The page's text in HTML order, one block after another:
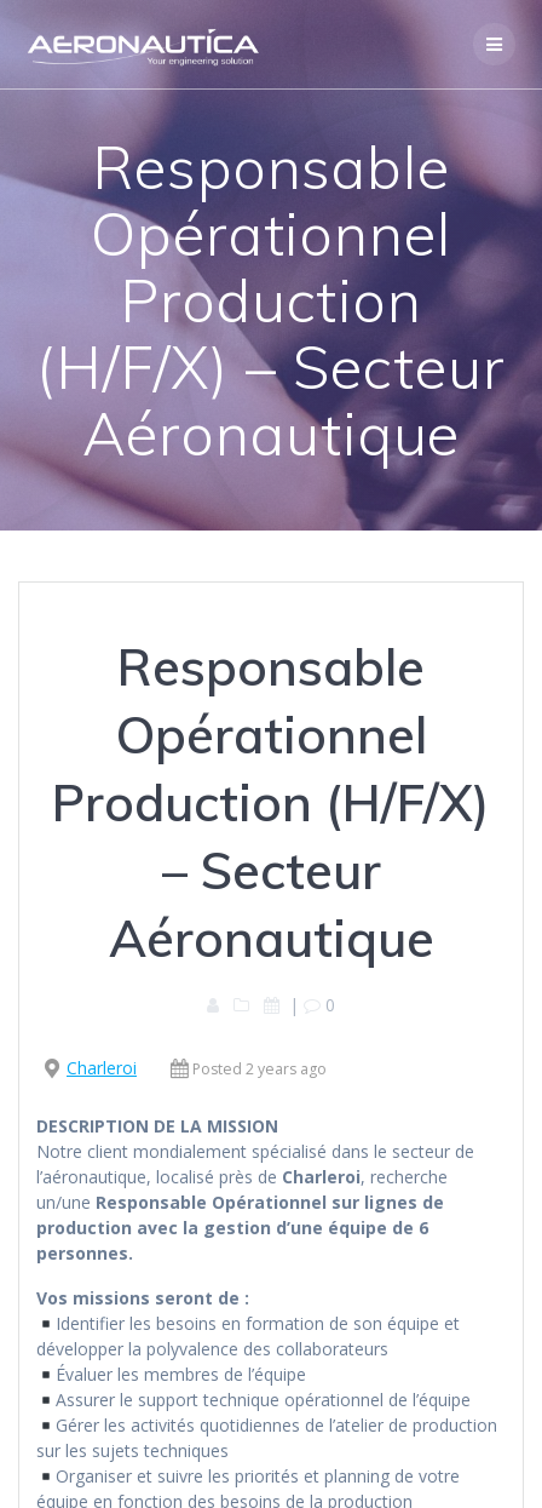
Responsable
Opérationnel
Production
(H/F/X) – Secteur
Aéronautique
Responsable
Opérationnel
Production (H/F/X)
– Secteur
Aéronautique
| 0
Charleroi Posted 2 years ago
DESCRIPTION DE LA MISSION
Notre client mondialement spécialisé dans le secteur de
l’aéronautique, localisé près de Charleroi, recherche
un/une Responsable Opérationnel sur lignes de
production avec la gestion d’une équipe de 6
personnes.
Vos missions seront de :
Identifier les besoins en formation de son équipe et
développer la polyvalence des collaborateurs
Évaluer les membres de l’équipe
Assurer le support technique opérationnel de l’équipe
Gérer les activités quotidiennes de l’atelier de production
sur les sujets techniques
Organiser et suivre les priorités et planning de votre
équipe en fonction des besoins de la production